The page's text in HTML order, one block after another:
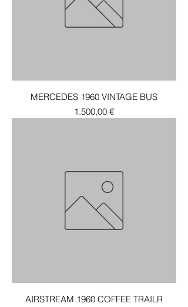
MERCEDES 1960 VINTAGE BUS
Τιμή
1.500,00 €
AIRSTREAM 1960 COFFEE TRAILR